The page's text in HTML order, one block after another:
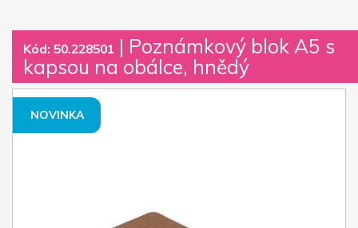
Kód: 50.228501 | Poznámkový blok A5 s
kapsou na obálce, hnědý
NOVINKA